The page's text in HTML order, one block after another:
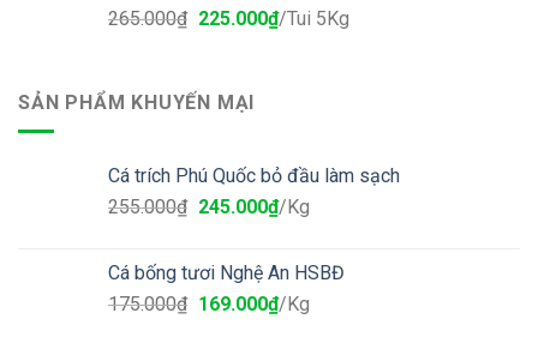
265.000₫ 225.000₫/Tui 5Kg
SẢN PHẨM KHUYẾN MẠI
Cá trích Phú Quốc bỏ đầu làm sạch
255.000₫ 245.000₫/Kg
Cá bống tươi Nghệ An HSBĐ
175.000₫ 169.000₫/Kg